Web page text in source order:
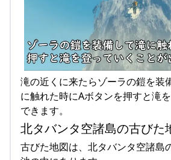
滝の近くに来たらゾーラの鎧を装
に触れた時にAボタンを押すと滝
できます。
北タバンタ空諸島の古びた
古びた地図は、北タバンタ空諸島